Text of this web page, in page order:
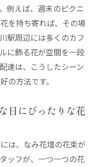
例えば、週末のピクニ
を持ち寄れば、その場
駅周辺には多くのカフ
に飾る花が空間を一段
達は、こうしたシーン
の方法です。
日にぴったりな花
は、なみ花壇の花束が
ッフが、一つ一つの花